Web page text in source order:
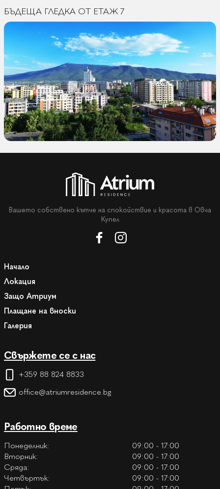
БЪДЕЩА ГЛЕДКА ОТ ЕТАЖ 7
Вашето собствено кътче на спокойствие и красота в Овча
Купел
Начало
Локация
Защо Атриум
Плащане на вноски
Галерия
Свържете се с нас
+359 88 824 8833
office@atriumresidence.bg
Работно време
Понеделник:
09:00 - 17:00
Вторник:
09:00 - 17:00
Сряда:
09:00 - 17:00
Четвъртък:
09:00 - 17:00